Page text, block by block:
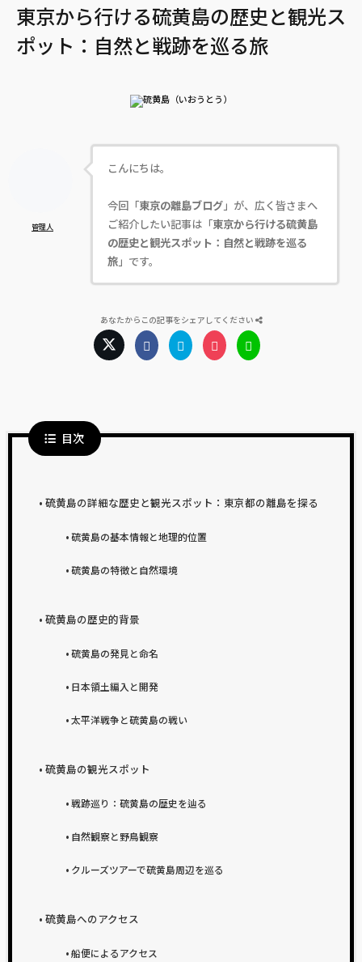
東京から行ける硫黄島の歴史と観光ス
ポット：自然と戦跡を巡る旅
管理人
こんにちは。
今回「東京の離島ブログ」が、広く皆さまへ
ご紹介したい記事は「東京から行ける硫黄島
の歴史と観光スポット：自然と戦跡を巡る
旅」です。
あなたからこの記事をシェアしてください
目次
硫黄島の詳細な歴史と観光スポット：東京都の離島を探る
硫黄島の基本情報と地理的位置
硫黄島の特徴と自然環境
硫黄島の歴史的背景
硫黄島の発見と命名
日本領土編入と開発
太平洋戦争と硫黄島の戦い
硫黄島の観光スポット
戦跡巡り：硫黄島の歴史を辿る
自然観察と野鳥観察
クルーズツアーで硫黄島周辺を巡る
硫黄島へのアクセス
船便によるアクセス